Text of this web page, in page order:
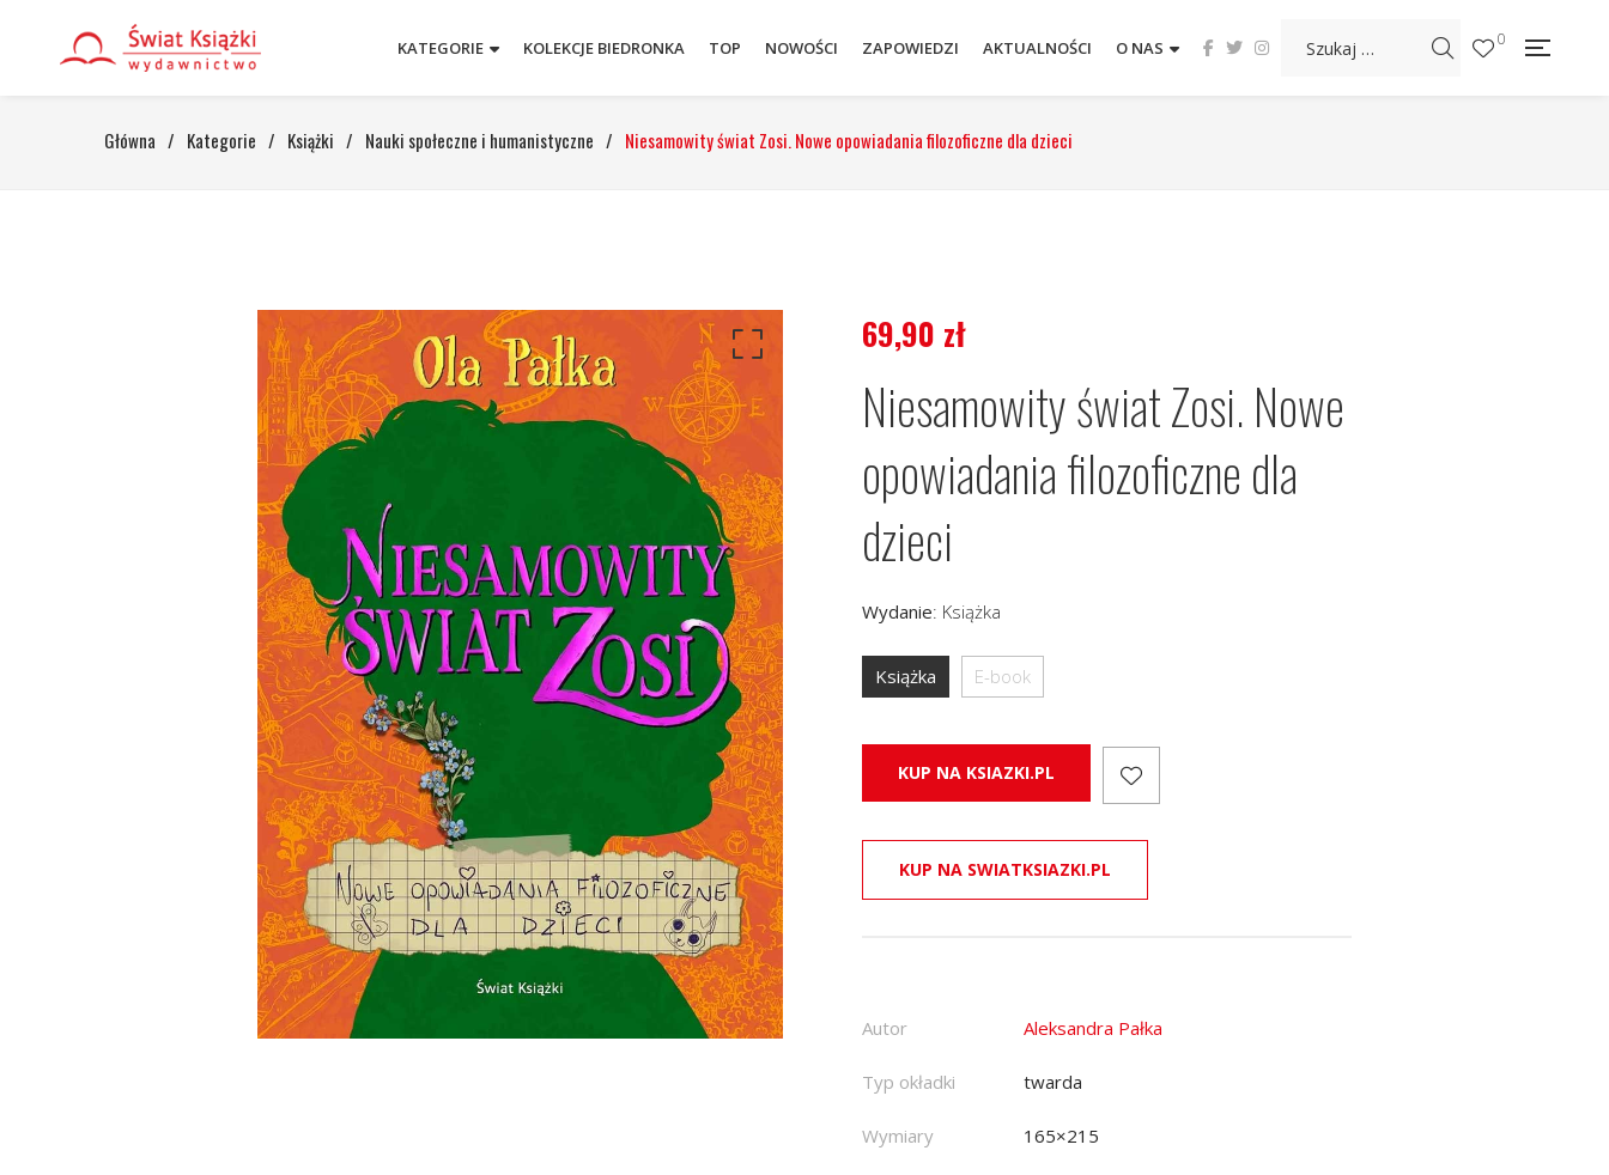
KATEGORIE KOLEKCJE BIEDRONKA TOP NOWOŚCI ZAPOWIEDZI AKTUALNOŚCI O NAS 0
Główna / Kategorie / Książki / Nauki społeczne i humanistyczne / Niesamowity świat Zosi. Nowe opowiadania filozoficzne dla dzieci
69,90 zł
Niesamowity świat Zosi. Nowe
opowiadania filozoficzne dla
dzieci
Wydanie: Książka
Książka E-book
KUP NA KSIAZKI.PL
KUP NA SWIATKSIAZKI.PL
Autor Aleksandra Pałka
Typ okładki twarda
Wymiary 165×215